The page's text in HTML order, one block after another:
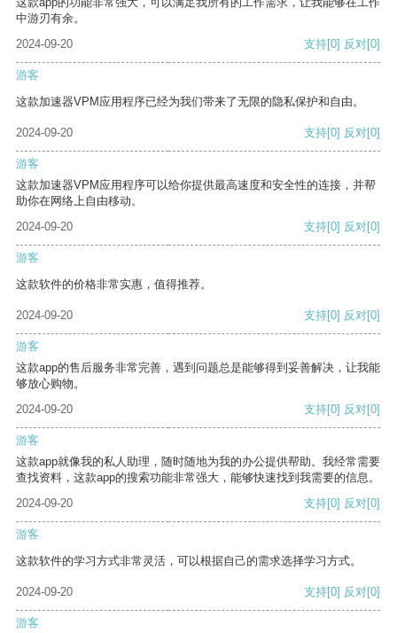
中游刃有余。
2024-09-20
支持[0] 反对[0]
游客
这款加速器VPM应用程序已经为我们带来了无限的隐私保护和自由。
2024-09-20 支持[0] 反对[0]
游客
这款加速器VPM应用程序可以给你提供最高速度和安全性的连接，并帮
助你在网络上自由移动。
2024-09-20
支持[0] 反对[0]
游客
这款软件的价格非常实惠，值得推荐。
2024-09-20 支持[0] 反对[0]
游客
这款app的售后服务非常完善，遇到问题总是能够得到妥善解决，让我能
够放心购物。
2024-09-20
支持[0] 反对[0]
游客
这款app就像我的私人助理，随时随地为我的办公提供帮助。我经常需要
查找资料，这款app的搜索功能非常强大，能够快速找到我需要的信息。
2024-09-20
支持[0] 反对[0]
游客
这款软件的学习方式非常灵活，可以根据自己的需求选择学习方式。
2024-09-20 支持[0] 反对[0]
游客